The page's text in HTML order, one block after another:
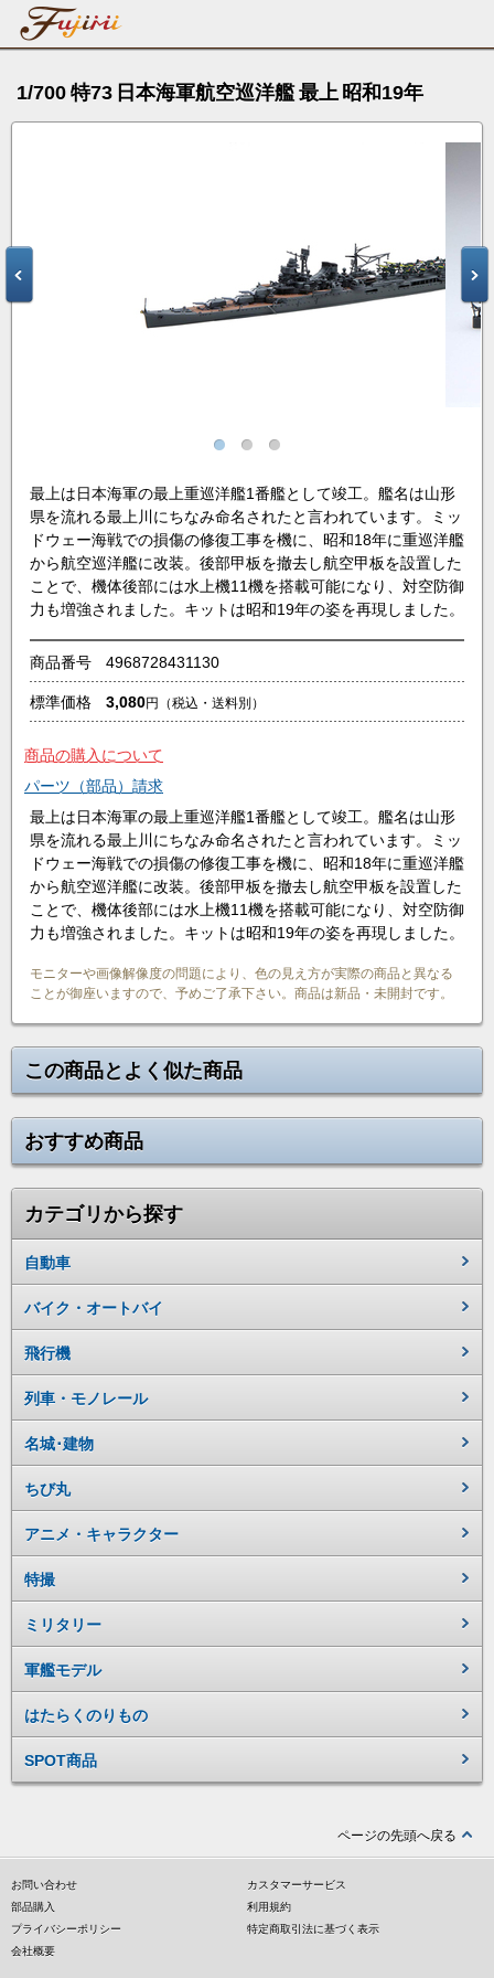
1/700 特73 日本海軍航空巡洋艦 最上 昭和19年
最上は日本海軍の最上重巡洋艦1番艦として竣工。艦名は山形
県を流れる最上川にちなみ命名されたと言われています。ミッ
ドウェー海戦での損傷の修復工事を機に、昭和18年に重巡洋艦
から航空巡洋艦に改装。後部甲板を撤去し航空甲板を設置した
ことで、機体後部には水上機11機を搭載可能になり、対空防御
力も増強されました。キットは昭和19年の姿を再現しました。
商品番号 4968728431130
標準価格 3,080円 （税込・送料別）
商品の購入について
パーツ（部品）請求
最上は日本海軍の最上重巡洋艦1番艦として竣工。艦名は山形
県を流れる最上川にちなみ命名されたと言われています。ミッ
ドウェー海戦での損傷の修復工事を機に、昭和18年に重巡洋艦
から航空巡洋艦に改装。後部甲板を撤去し航空甲板を設置した
ことで、機体後部には水上機11機を搭載可能になり、対空防御
力も増強されました。キットは昭和19年の姿を再現しました。
モニターや画像解像度の問題により、色の見え方が実際の商品と異なる
ことが御座いますので、予めご了承下さい。商品は新品・未開封です。
この商品とよく似た商品
おすすめ商品
カテゴリから探す
自動車
バイク・オートバイ
飛行機
列車・モノレール
名城･建物
ちび丸
アニメ・キャラクター
特撮
ミリタリー
軍艦モデル
はたらくのりもの
SPOT商品
ページの先頭へ戻る
お問い合わせ
カスタマーサービス
部品購入
利用規約
プライバシーポリシー
特定商取引法に基づく表示
会社概要